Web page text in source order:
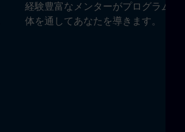
経験豊富なメンターがプログラム全
体を通してあなたを導きます。